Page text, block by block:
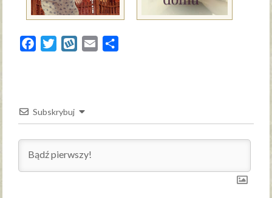
FacebookTwitterWykopEmail
Subskrybuj